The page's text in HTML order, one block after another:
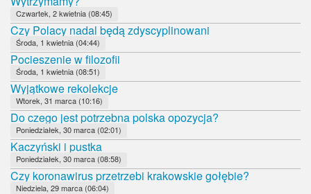
Czwartek, 2 kwietnia (08:45)
Czy Polacy nadal będą zdyscyplinowani
Środa, 1 kwietnia (04:44)
Pocieszenie w filozofii
Środa, 1 kwietnia (08:51)
Wyjątkowe rekolekcje
Wtorek, 31 marca (10:16)
Do czego jest potrzebna polska opozycja?
Poniedziałek, 30 marca (02:01)
Kaczyński i pustka
Poniedziałek, 30 marca (08:58)
Czy koronawirus przetrzebi krakowskie gołębie?
Niedziela, 29 marca (06:04)